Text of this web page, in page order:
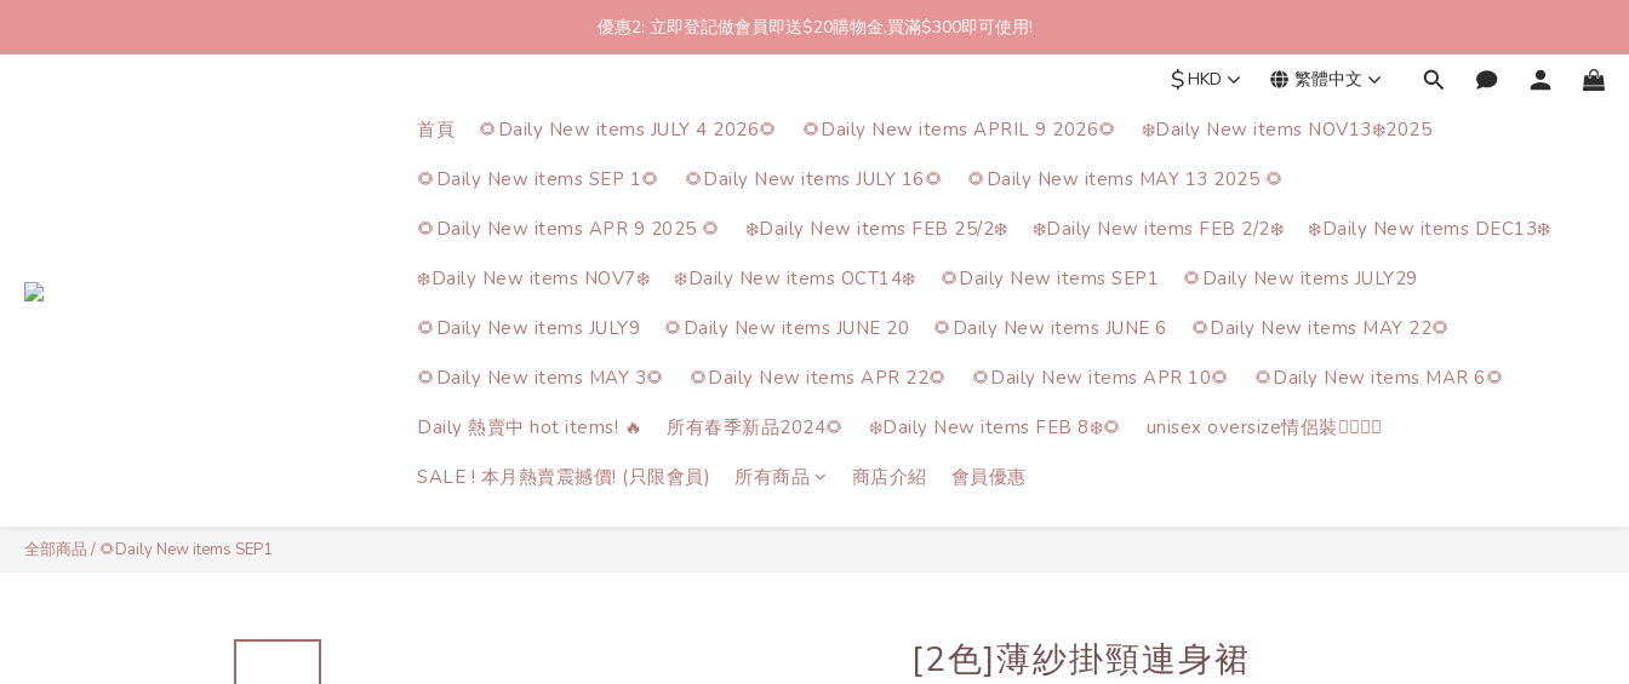
2件起包郵!(反應良好優惠期延長🎉!shop now!)
優惠2: 立即登記做會員即送$20購物金,買滿$300即可使用!
$HKD 繁體中文
首頁 🌻Daily New items JULY 4 2026🌻 🌻Daily New items APRIL 9 2026🌻 ❄️Daily New items NOV13❄️2025
🌻Daily New items SEP 1🌻 🌻Daily New items JULY 16🌻 🌻Daily New items MAY 13 2025 🌻
🌻Daily New items APR 9 2025 🌻 ❄️Daily New items FEB 25/2❄️ ❄️Daily New items FEB 2/2❄️ ❄️Daily New items DEC13❄️
❄️Daily New items NOV7❄️ ❄️Daily New items OCT14❄️ 🌻Daily New items SEP1 🌻Daily New items JULY29
🌻Daily New items JULY9 🌻Daily New items JUNE 20 🌻Daily New items JUNE 6 🌻Daily New items MAY 22🌻
🌻Daily New items MAY 3🌻 🌻Daily New items APR 22🌻 🌻Daily New items APR 10🌻 🌻Daily New items MAR 6🌻
Daily 熱賣中 hot items! 🔥 所有春季新品2024🌻 ❄️Daily New items FEB 8❄️🌻 unisex oversize情侶裝🙋‍♂️🙋‍♀️
SALE ! 本月熱賣震撼價! (只限會員) 所有商品 商店介紹 會員優惠
全部商品 / 🌻Daily New items SEP1
[2色]薄紗掛頸連身裙